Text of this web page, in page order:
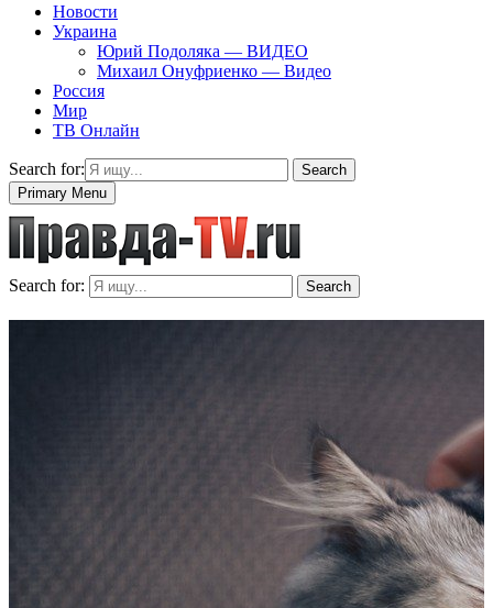
Новости
Украина
Юрий Подоляка — ВИДЕО
Михаил Онуфриенко — Видео
Россия
Мир
ТВ Онлайн
Search for:
Search
Primary Menu
Search for: Search